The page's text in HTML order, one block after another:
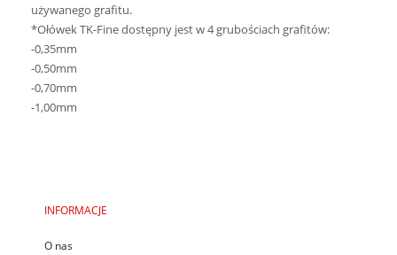
używanego grafitu.
*Ołówek TK-Fine dostępny jest w 4 grubościach grafitów:
-0,35mm
-0,50mm
-0,70mm
-1,00mm
INFORMACJE
O nas